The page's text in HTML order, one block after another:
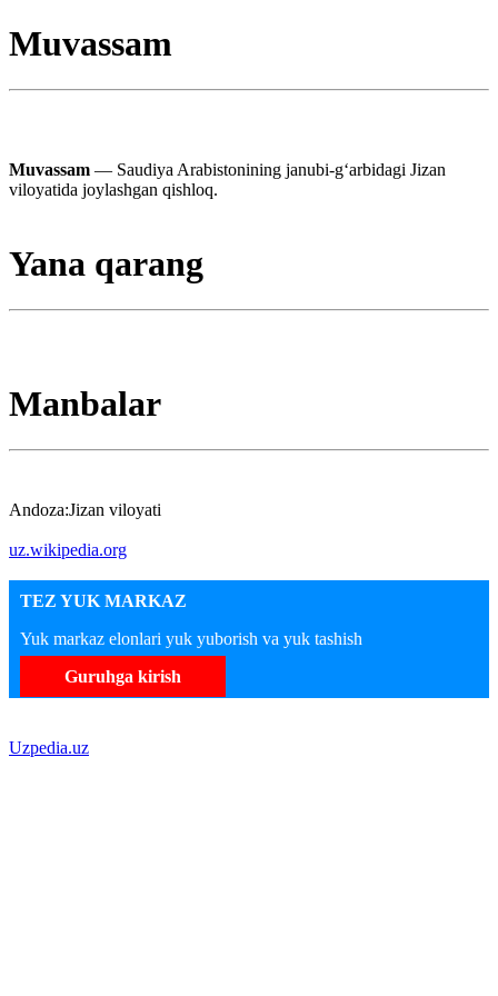
Muvassam
Muvassam — Saudiya Arabistonining janubi-gʻarbidagi Jizan
viloyatida joylashgan qishloq.
Yana qarang
Manbalar
Andoza:Jizan viloyati
uz.wikipedia.org
TEZ YUK MARKAZ
Yuk markaz elonlari yuk yuborish va yuk tashish
Guruhga kirish
Uzpedia.uz